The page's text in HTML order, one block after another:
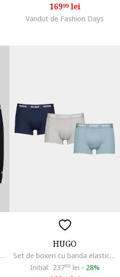
16999lei
Vandut de Fashion Days
Set de boxeri cu banda logo in talie - 3 perechi, Alb/Black Onyx
HUGO
Set de boxeri cu banda elastica cu logo - 3 perechi, Gri/Albastru
Initial: 23799 lei - 28%